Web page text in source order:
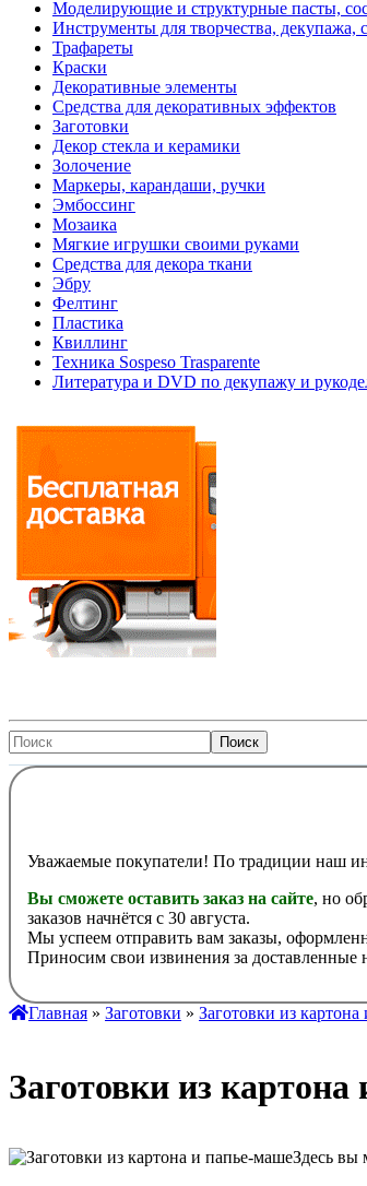
Моделирующие и структурные пасты,
Инструменты для творчества, декупажа,
Трафареты
Краски
Декоративные элементы
Средства для декоративных эффектов
Заготовки
Декор стекла и керамики
Золочение
Маркеры, карандаши, ручки
Эмбоссинг
Мозаика
Мягкие игрушки своими руками
Средства для декора ткани
Эбру
Фелтинг
Пластика
Квиллинг
Техника Sospeso Trasparente
Литература и DVD по декупажу и
Уважаемые покупатели! По традиции наш
Вы сможете оставить заказ на сайте, но
заказов начнётся с 30 августа.
Мы успеем отправить вам заказы,
Приносим свои извинения за доставленные
Главная » Заготовки » Заготовки из
Заготовки из
Здесь вы